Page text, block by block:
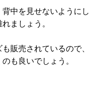
中を見せないようにし
ましょう。
販売されているので、
も良いでしょう。